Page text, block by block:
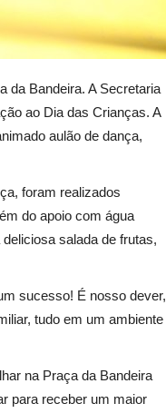
da Bandeira. A Secretaria
ao Dia das Crianças. A
aulão de dança,
foram realizados
do apoio com água
salada de frutas,
sucesso! É nosso dever,
tudo em um ambiente
na Praça da Bandeira
para receber um maior